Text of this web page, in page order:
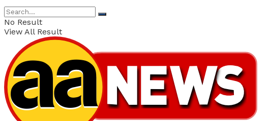
No Result
View All Result